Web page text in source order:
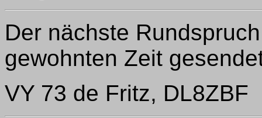
Der nächste
gewohnten Zeit
VY 73 de Fritz, DL8ZBF